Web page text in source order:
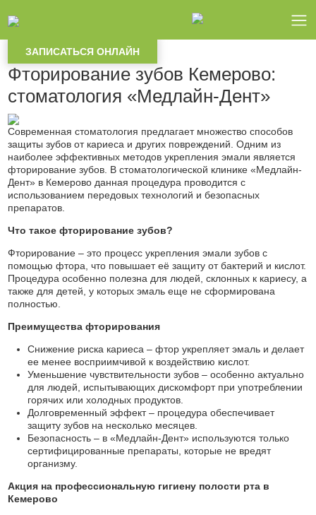
Главная
Фторирование зубов Кемерово: стоматология «Медлайн-Дент»
ЗАПИСАТЬСЯ ОНЛАЙН
Фторирование зубов Кемерово:
стоматология «Медлайн-Дент»
Современная стоматология предлагает множество способов
защиты зубов от кариеса и других повреждений. Одним из
наиболее эффективных методов укрепления эмали является
фторирование зубов. В стоматологической клинике «Медлайн-
Дент» в Кемерово данная процедура проводится с
использованием передовых технологий и безопасных
препаратов.
Что такое фторирование зубов?
Фторирование – это процесс укрепления эмали зубов с
помощью фтора, что повышает её защиту от бактерий и кислот.
Процедура особенно полезна для людей, склонных к кариесу, а
также для детей, у которых эмаль еще не сформирована
полностью.
Преимущества фторирования
Снижение риска кариеса – фтор укрепляет эмаль и делает
ее менее восприимчивой к воздействию кислот.
Уменьшение чувствительности зубов – особенно актуально
для людей, испытывающих дискомфорт при употреблении
горячих или холодных продуктов.
Долговременный эффект – процедура обеспечивает
защиту зубов на несколько месяцев.
Безопасность – в «Медлайн-Дент» используются только
сертифицированные препараты, которые не вредят
организму.
Акция на профессиональную гигиену полости рта в
Кемерово